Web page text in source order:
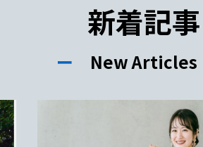
紹介！
新着記事
ー New Articles